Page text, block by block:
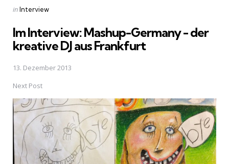
Posted
inInterview
Im Interview: Mashup-Germany - der
kreative DJ aus Frankfurt
13. Dezember 2013
Next Post